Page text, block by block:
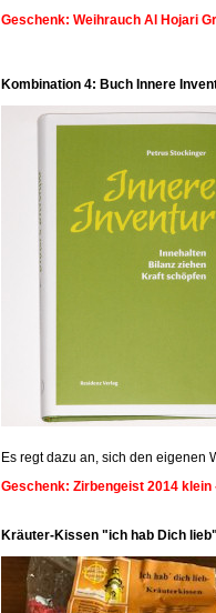
Geschenk: Weihrauch Al Hojari
Kombination 4: Buch Innere
Es regt dazu an, sich den eigenen
Geschenk: Zirbengeist 2014 klein
Kräuter-Kissen "ich hab Dich